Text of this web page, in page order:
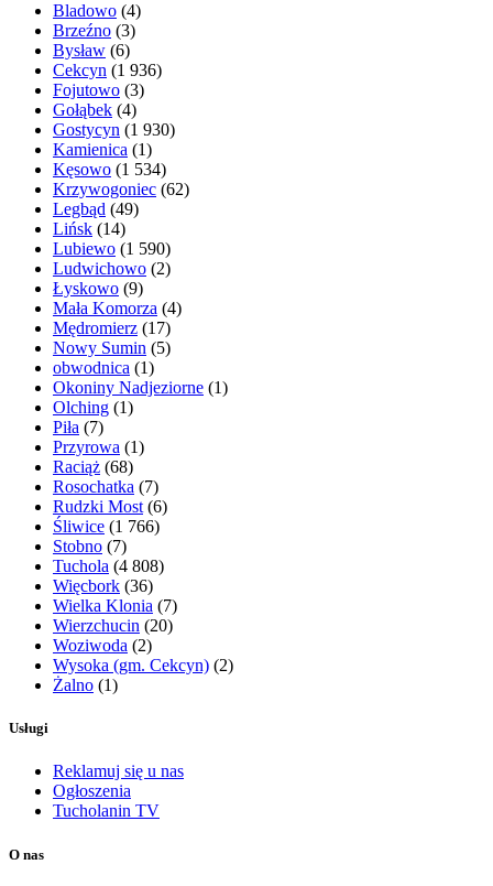
Bladowo (4)
Brzeźno (3)
Bysław (6)
Cekcyn (1 936)
Fojutowo (3)
Gołąbek (4)
Gostycyn (1 930)
Kamienica (1)
Kęsowo (1 534)
Krzywogoniec (62)
Legbąd (49)
Lińsk (14)
Lubiewo (1 590)
Ludwichowo (2)
Łyskowo (9)
Mała Komorza (4)
Mędromierz (17)
Nowy Sumin (5)
obwodnica (1)
Okoniny Nadjeziorne (1)
Olching (1)
Piła (7)
Przyrowa (1)
Raciąż (68)
Rosochatka (7)
Rudzki Most (6)
Śliwice (1 766)
Stobno (7)
Tuchola (4 808)
Więcbork (36)
Wielka Klonia (7)
Wierzchucin (20)
Woziwoda (2)
Wysoka (gm. Cekcyn) (2)
Żalno (1)
Usługi
Reklamuj się u nas
Ogłoszenia
Tucholanin TV
O nas